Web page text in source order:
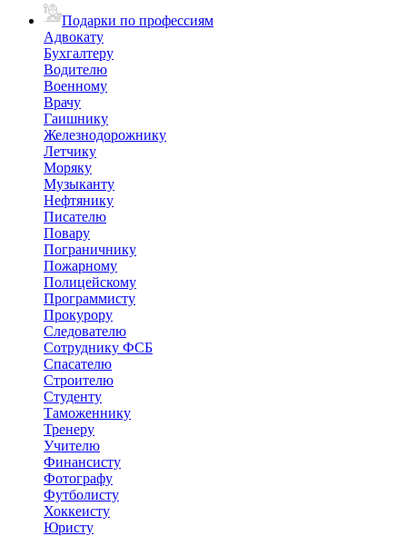
Подарки по профессиям
Адвокату
Бухгалтеру
Водителю
Военному
Врачу
Гаишнику
Железнодорожнику
Летчику
Моряку
Музыканту
Нефтянику
Писателю
Повару
Пограничнику
Пожарному
Полицейскому
Программисту
Прокурору
Следователю
Сотруднику ФСБ
Спасателю
Строителю
Студенту
Таможеннику
Тренеру
Учителю
Финансисту
Фотографу
Футболисту
Хоккеисту
Юристу